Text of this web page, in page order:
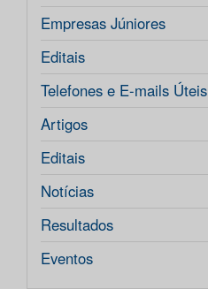
Empresas Júniores
Editais
Telefones e E-mails Úteis
Artigos
Editais
Notícias
Resultados
Eventos